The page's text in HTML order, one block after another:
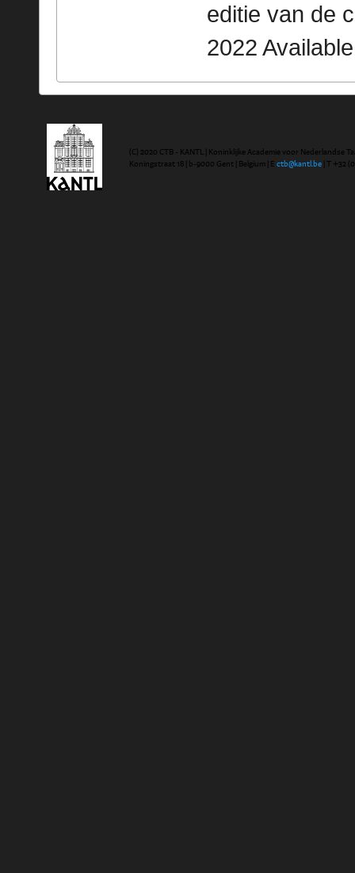
editie van de
2022
(C) 2020 CTB - KANTL | Koninklijke Academie voor Nederlandse
Koningstraat 18 | b-9000 Gent | Belgium | E ctb@kantl.be | T +32